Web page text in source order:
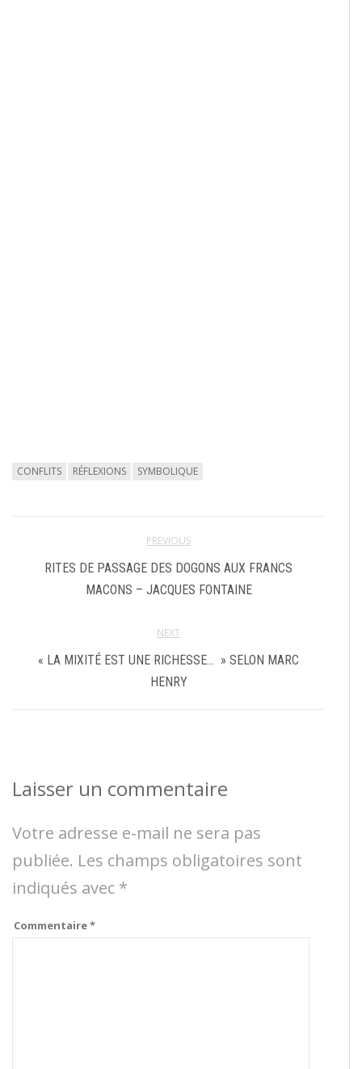
CONFLITS RÉFLEXIONS SYMBOLIQUE
PREVIOUS
RITES DE PASSAGE DES DOGONS AUX FRANCS
MACONS – JACQUES FONTAINE
NEXT
« LA MIXITÉ EST UNE RICHESSE… » SELON MARC
HENRY
Laisser un commentaire
Votre adresse e-mail ne sera pas
publiée. Les champs obligatoires sont
indiqués avec *
Commentaire*